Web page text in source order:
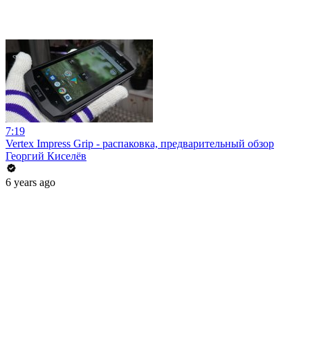
7:19
Vertex Impress Grip - распаковка, предварительный обзор
Георгий Киселёв
6 years ago